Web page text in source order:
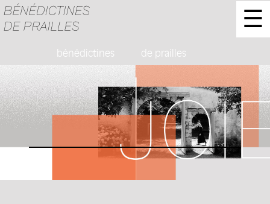
☰
bénédictines de prailles